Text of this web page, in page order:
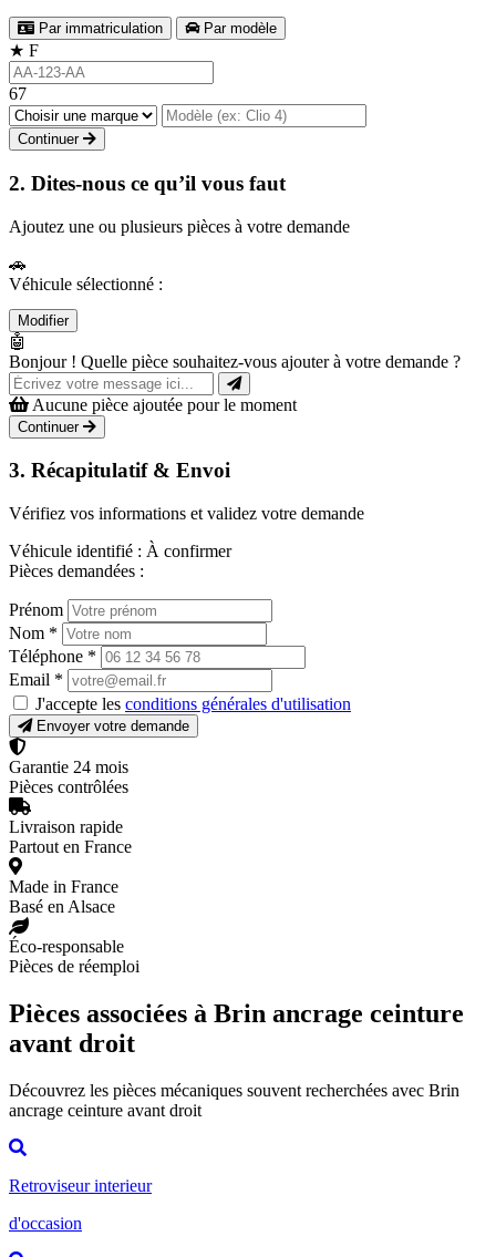
Par immatriculation Par modèle
★ F
67
Continuer
2. Dites-nous ce qu’il vous faut
Ajoutez une ou plusieurs pièces à votre demande
🚗
Véhicule sélectionné :
Modifier
🤖
Bonjour ! Quelle pièce souhaitez-vous ajouter à votre demande ?
Aucune pièce ajoutée pour le moment
Continuer
3. Récapitulatif & Envoi
Vérifiez vos informations et validez votre demande
Véhicule identifié : À confirmer
Pièces demandées :
Prénom
Nom *
Téléphone *
Email *
J'accepte les conditions générales d'utilisation
Envoyer votre demande
Garantie 24 mois
Pièces contrôlées
Livraison rapide
Partout en France
Made in France
Basé en Alsace
Éco-responsable
Pièces de réemploi
Pièces associées à Brin ancrage ceinture
avant droit
Découvrez les pièces mécaniques souvent recherchées avec Brin
ancrage ceinture avant droit
Retroviseur interieur
d'occasion